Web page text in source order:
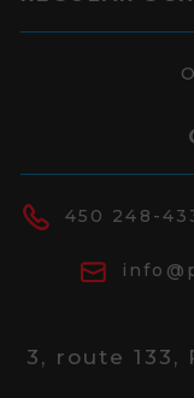
450 248-
3, route 133,